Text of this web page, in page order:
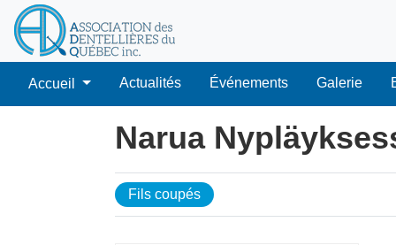
Accueil Actualités Événements Galerie
Narua
Fils coupés